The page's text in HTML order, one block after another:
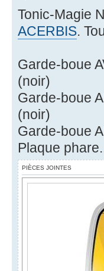
Tonic-Magie
ACERBIS.
Garde-boue
(noir)
Garde-boue
(noir)
Garde-boue
Plaque
PIÈCES JOINTES